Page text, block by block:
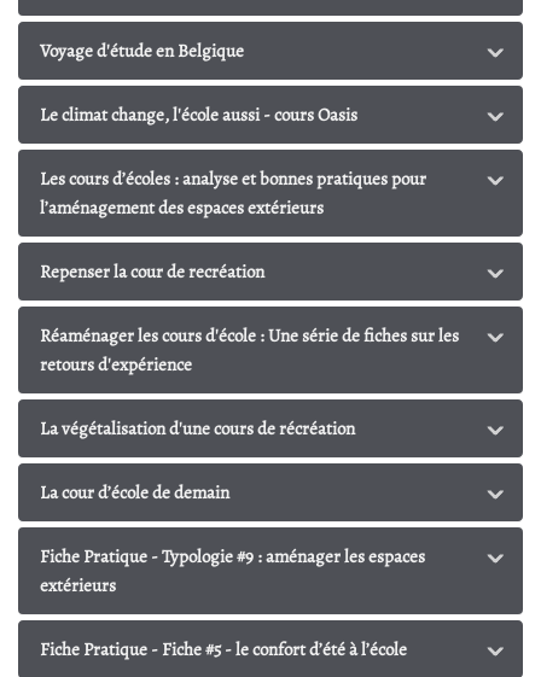
Voyage d'étude en Belgique
Le climat change, l'école aussi - cours Oasis
Les cours d’écoles : analyse et bonnes pratiques pour
l’aménagement des espaces extérieurs
Repenser la cour de recréation
Réaménager les cours d'école : Une série de fiches sur les
retours d'expérience
La végétalisation d'une cours de récréation
La cour d’école de demain
Fiche Pratique - Typologie #9 : aménager les espaces
extérieurs
Fiche Pratique - Fiche #5 - le confort d’été à l’école